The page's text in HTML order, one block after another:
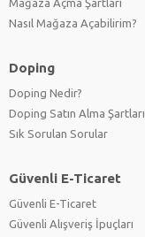
Mağaza Açma Şartları
Nasıl Mağaza Açabilirim?
Doping
Doping Nedir?
Doping Satın Alma Şartları
Sık Sorulan Sorular
Güvenli E-Ticaret
Güvenli E-Ticaret
Güvenli Alışveriş İpuçları